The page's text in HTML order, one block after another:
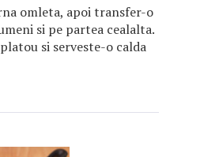
omleta, apoi transfer-o
si pe partea cealalta.
si serveste-o calda